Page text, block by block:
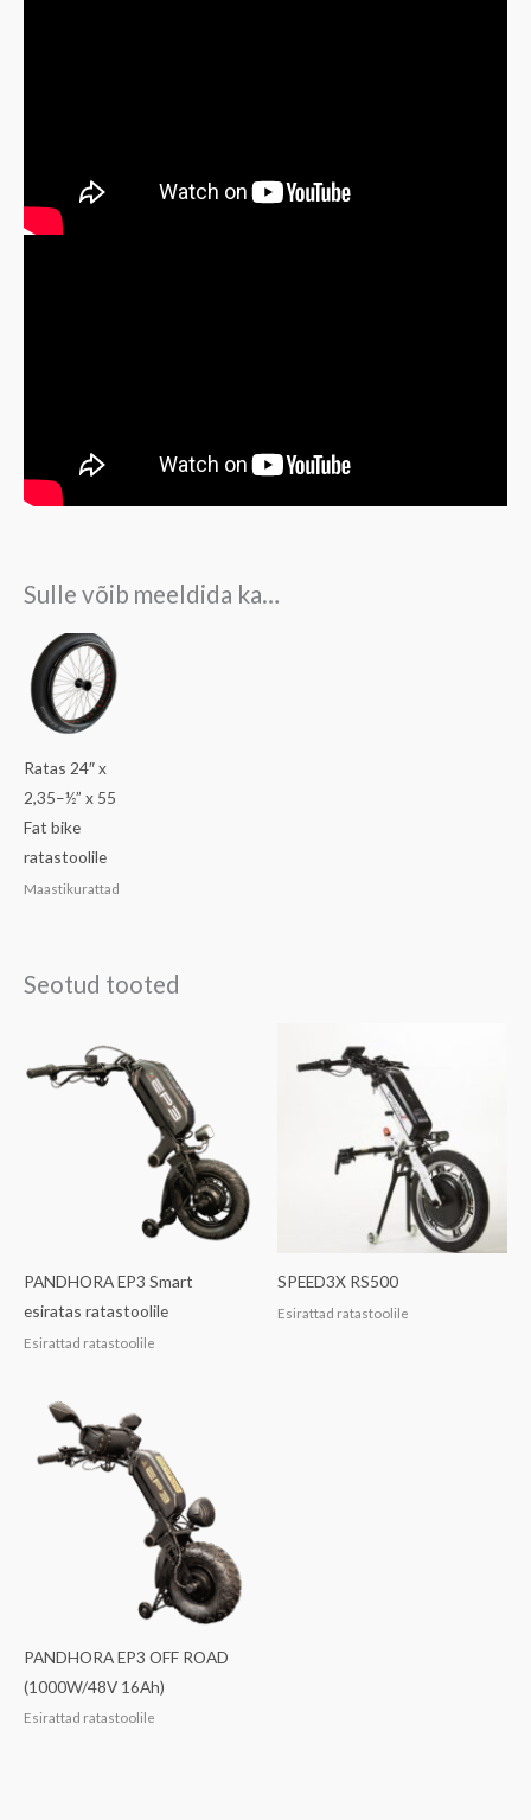
Sulle võib meeldida ka…
Ratas 24″ x
2,35–½” x 55
Fat bike
ratastoolile
Maastikurattad
Seotud tooted
PANDHORA EP3 Smart
esiratas ratastoolile
Esirattad ratastoolile
SPEED3X RS500
Esirattad ratastoolile
PANDHORA EP3 OFF ROAD
(1000W/48V 16Ah)
Esirattad ratastoolile